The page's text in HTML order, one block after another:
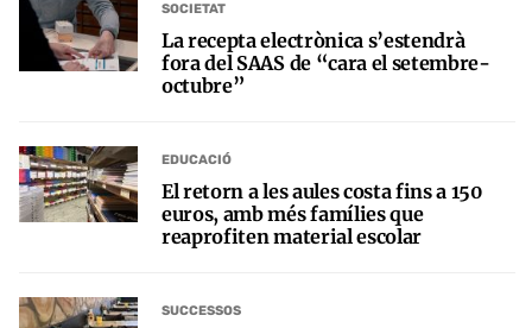
SOCIETAT
La recepta electrònica s’estendrà
fora del SAAS de “cara el setembre-
octubre”
EDUCACIÓ
El retorn a les aules costa fins a 150
euros, amb més famílies que
reaprofiten material escolar
SUCCESSOS